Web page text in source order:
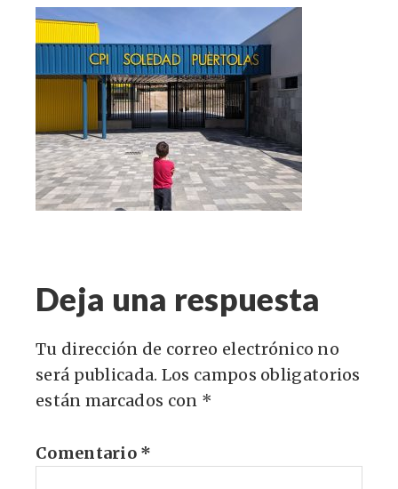
Deja una respuesta
Tu dirección de correo electrónico no
será publicada. Los campos obligatorios
están marcados con *
Comentario *